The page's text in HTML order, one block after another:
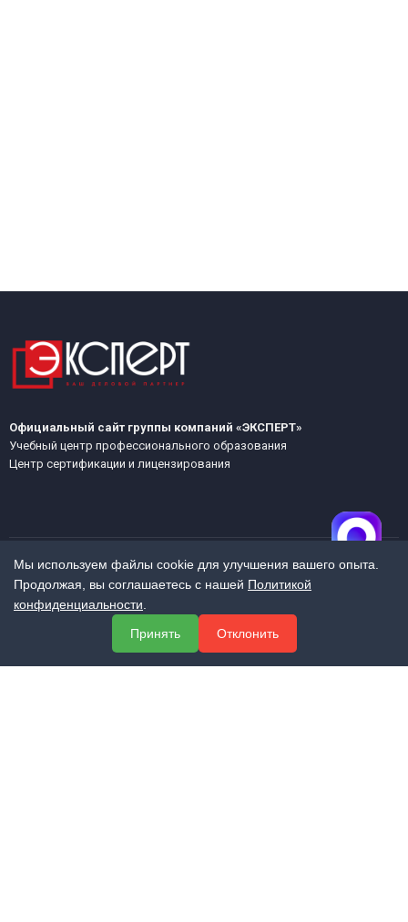
Официальный сайт группы компаний «ЭКСПЕРТ»
Учебный центр профессионального образования
Центр сертификации и лицензирования
МЕНЮ
Мы используем файлы cookie для улучшения вашего опыта.
Продолжая, вы соглашаетесь с нашей Политикой
конфиденциальности
Принять
Отклонить